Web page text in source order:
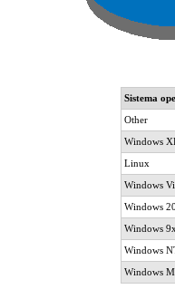
Sistema
Other
Windows
Linux
Windows
Windows
Windows
Windows
Windows